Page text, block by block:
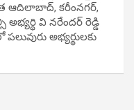
ఆదిలాబాద్, కరీంనగర్,
వి నరేందర్ రెడ్డి
అభ్యర్థులకు